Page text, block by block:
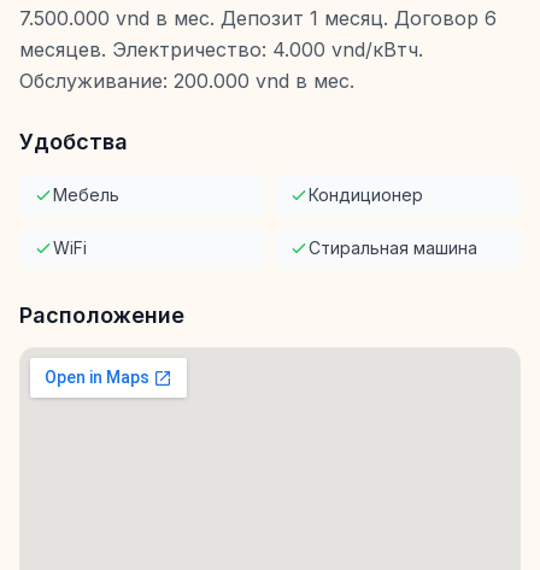
7.500.000 vnd в мес. Депозит 1 месяц. Договор 6
месяцев. Электричество: 4.000 vnd/кВтч.
Обслуживание: 200.000 vnd в мес.
Удобства
Мебель Кондиционер
WiFi Стиральная машина
Расположение